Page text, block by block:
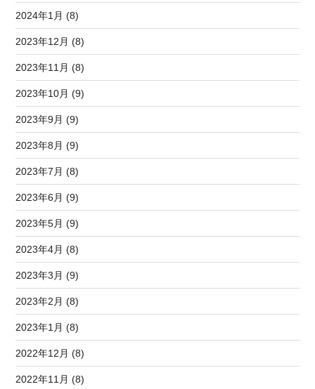
2024年1月 (8)
2023年12月 (8)
2023年11月 (8)
2023年10月 (9)
2023年9月 (9)
2023年8月 (9)
2023年7月 (8)
2023年6月 (9)
2023年5月 (9)
2023年4月 (8)
2023年3月 (9)
2023年2月 (8)
2023年1月 (8)
2022年12月 (8)
2022年11月 (8)